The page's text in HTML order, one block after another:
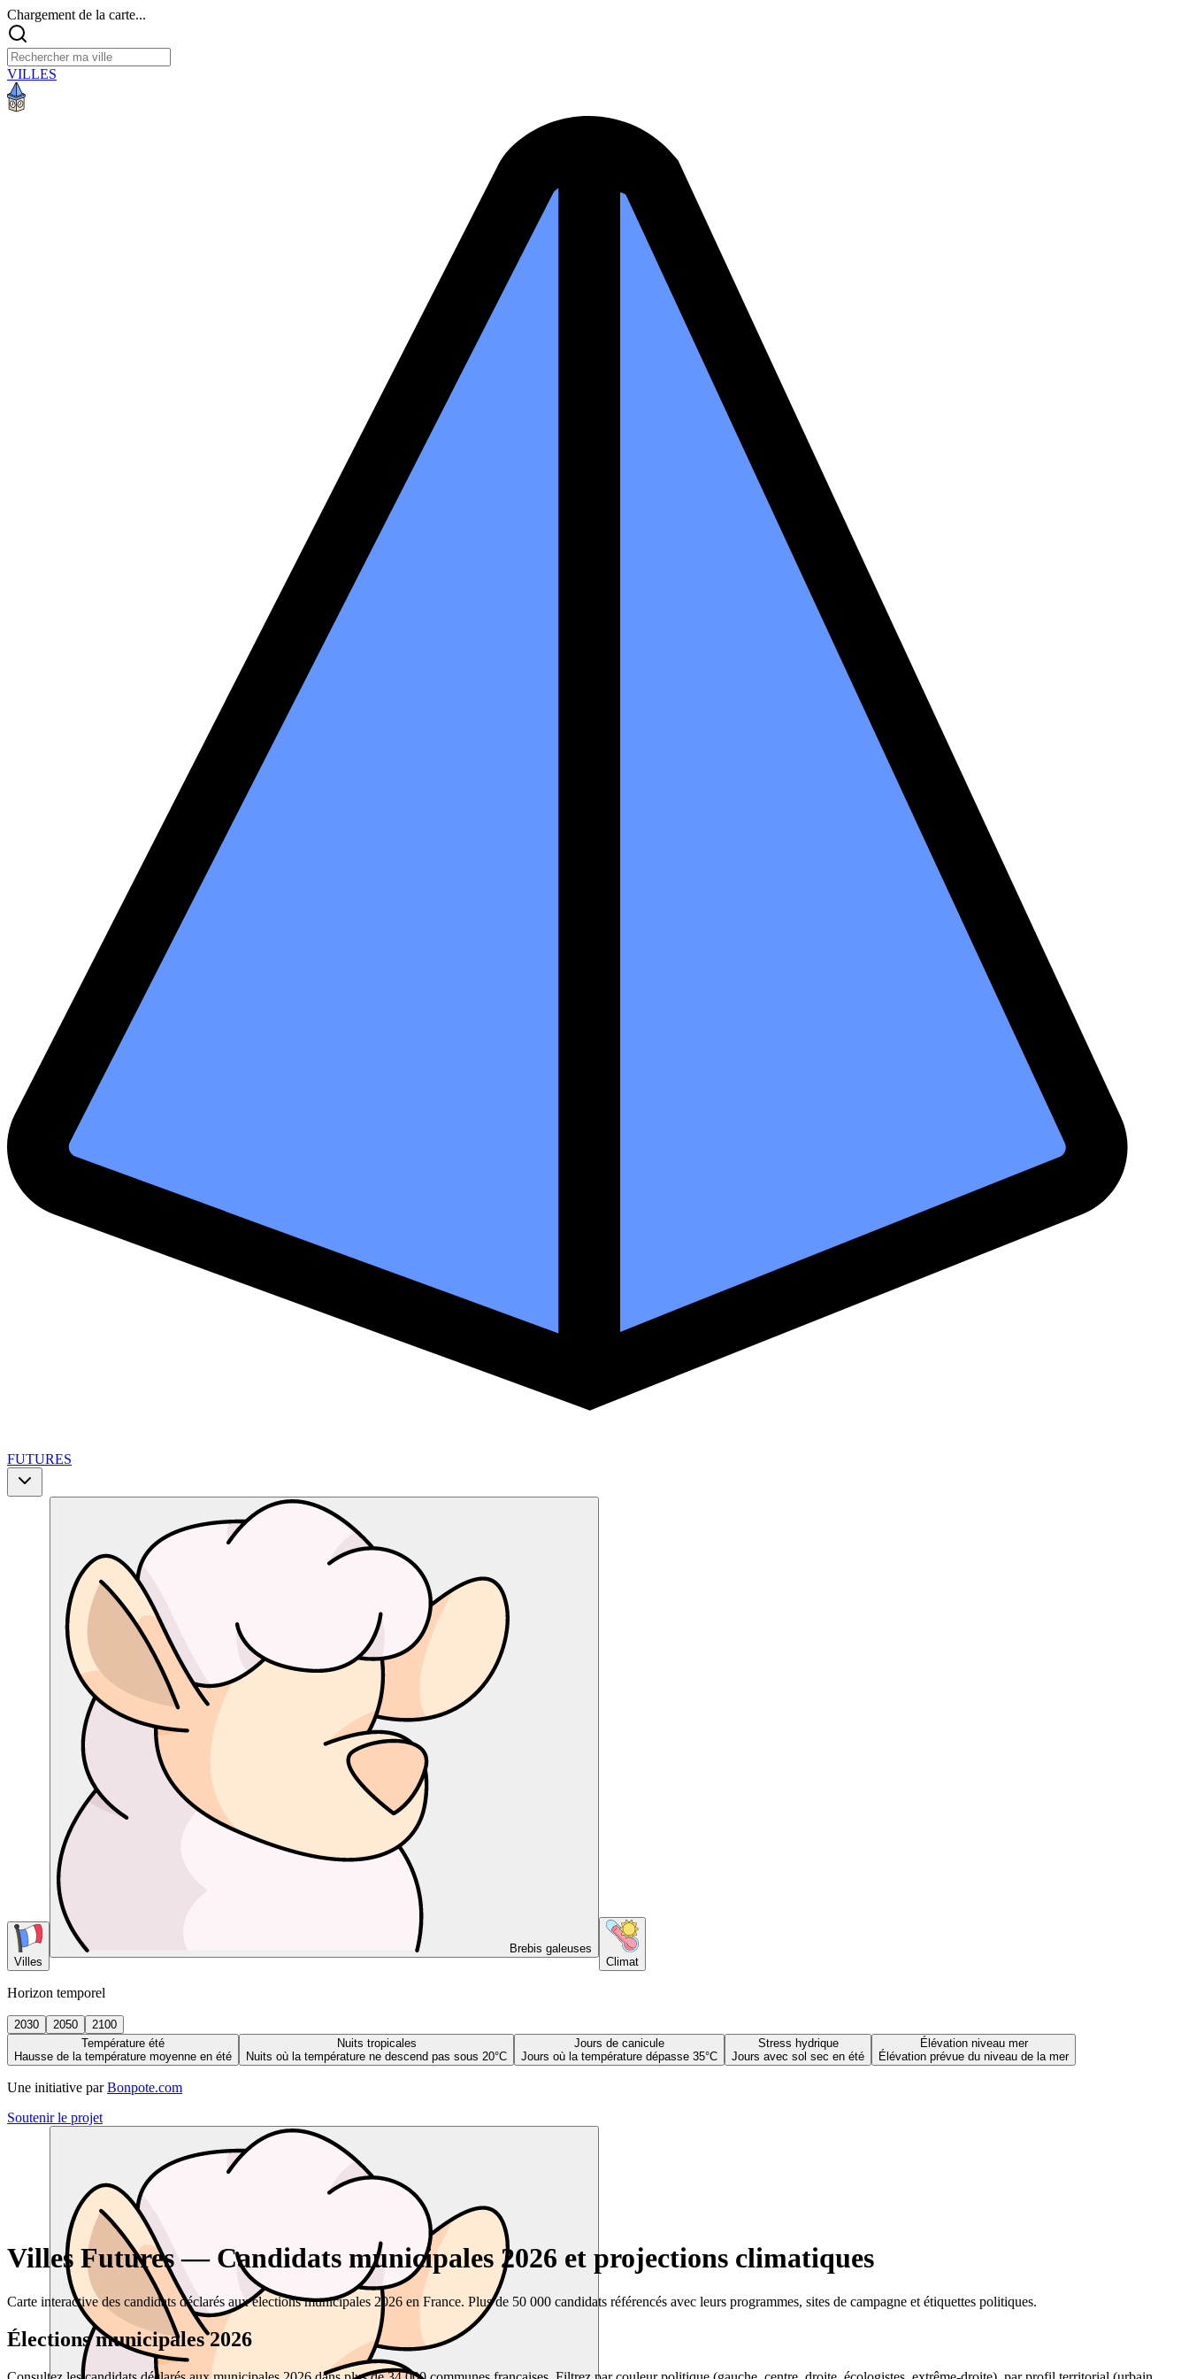
Chargement de la carte...
VILLES
FUTURES
Villes
Brebis galeuses
Climat
Horizon temporel
2030 2050
2100
Température été
Hausse de la température moyenne en été
Nuits tropicales
Nuits où la température ne descend pas sous 20°C
Jours de canicule
Jours où la température dépasse 35°C
Stress hydrique
Jours avec sol sec en été
Élévation niveau mer
Élévation prévue du niveau de la mer
Une initiative par Bonpote.com
Soutenir le projet
Villes Futures — Candidats municipales 2026 et projections climatiques
Carte interactive des candidats déclarés aux élections municipales 2026 en France. Plus de 50 000 candidats référencés avec leurs programmes, sites de campagne et étiquettes politiques.
Élections municipales 2026